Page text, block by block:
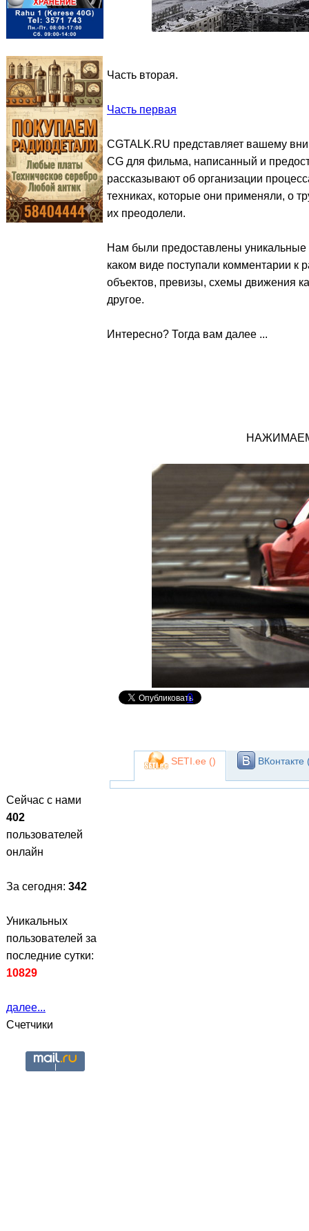
Сейчас с нами
402
пользователей
онлайн
За сегодня: 342
Уникальных
пользователей за
последние сутки:
10829
далее...
Счетчики
Часть вторая.
Часть первая
CGTALK.RU представляет вашему
CG для фильма, написанный и
рассказывают об организации
техниках, которые они применяли, о
их преодолели.
Нам были предоставлены
каком виде поступали комментарии к
объектов, превизы, схемы движения
другое.
Интересно? Тогда вам далее ...
0
SETI.ee () ВКонтакте